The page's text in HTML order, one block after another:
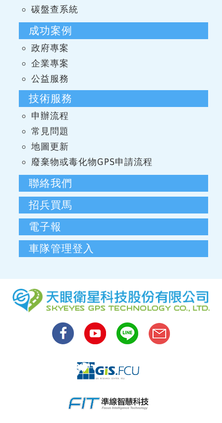
碳盤查系統
成功案例
政府專案
企業專案
公益服務
技術服務
申辦流程
常見問題
地圖更新
廢棄物或毒化物GPS申請流程
聯絡我們
招兵買馬
電子報
車隊管理登入